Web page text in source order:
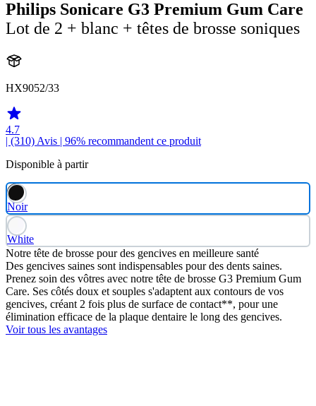
Philips Sonicare G3 Premium Gum Care
Lot de 2 + blanc + têtes de brosse soniques
HX9052/33
4.7
| (310) Avis | 96% recommandent ce produit
Disponible à partir
Noir
White
Notre tête de brosse pour des gencives en meilleure santé
Des gencives saines sont indispensables pour des dents saines.
Prenez soin des vôtres avec notre tête de brosse G3 Premium Gum
Care. Ses côtés doux et souples s'adaptent aux contours de vos
gencives, créant 2 fois plus de surface de contact**, pour une
élimination efficace de la plaque dentaire le long des gencives.
Voir tous les avantages